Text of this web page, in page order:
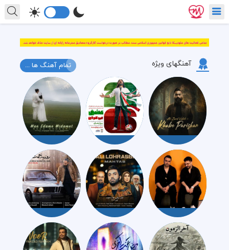
آهنگهای ویژه تمام آهنگ ها ...